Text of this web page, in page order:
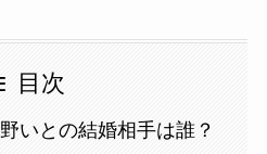
目次
いとの結婚相手は誰？